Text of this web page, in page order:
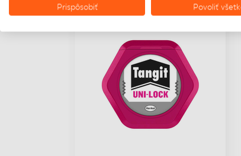
DOPRAVA ZADARMO
Prispôsobiť Povoliť